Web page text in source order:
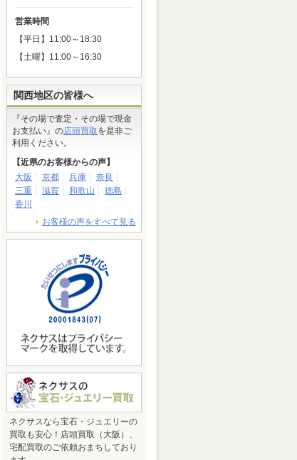
営業時間
【平日】11:00～18:30
【土曜】11:00～16:30
関西地区の皆様へ
『その場で査定・その場で現金
お支払い』の店頭買取を是非ご
利用ください。
【近県のお客様からの声】
大阪
京都 兵庫
奈良
三重
滋賀 和歌山
徳島
香川
お客様の声をすべて見る
ネクサスなら宝石・ジュエリーの
買取も安心！店頭買取（大阪）、
宅配買取のご依頼おまちしており